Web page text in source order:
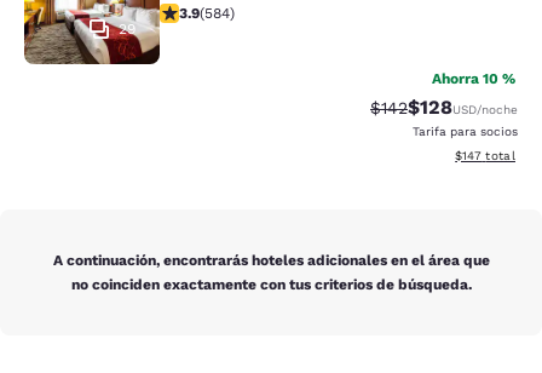
29
calificación de 3.94 estrellas. Bueno. 584 reseñas
3.9(584)
Ahorra 10 %
Precio tachado:
$142Precio con
$128USD/noche
Tarifa para socios
Ver detalles
$147 total
A continuación, encontrarás hoteles adicionales en el área que
no coinciden exactamente con tus criterios de búsqueda.